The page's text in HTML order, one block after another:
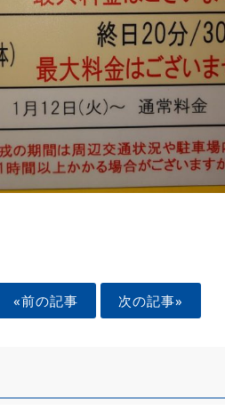
«前の記事 次の記事»